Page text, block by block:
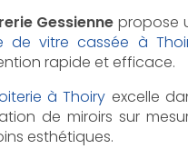
Gessienne propose
de vitre cassée à
rapide et efficace.
à Thoiry excelle
de miroirs sur
esthétiques.